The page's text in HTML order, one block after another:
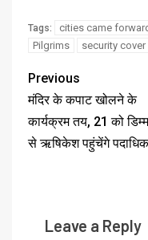
Tags: cities came
Pilgrims
security cover
Previous
मंदिर के कपाट खोलने के
कार्यक्रम तय, 21 को
से ऋषिकेश पहुंचेंगे
Leave a Reply